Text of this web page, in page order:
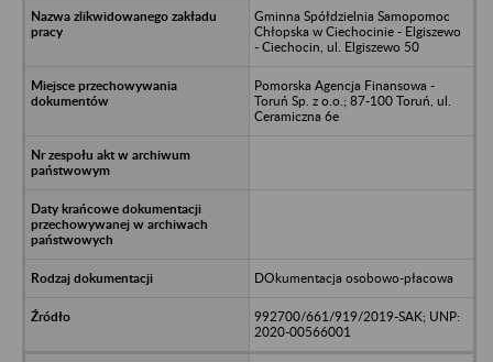
Gminna Spółdzielnia Samopomoc
Chłopska w Ciechocinie - Elgiszewo
- Ciechocin, ul. Elgiszewo 50
Pomorska Agencja Finansowa -
Toruń Sp. z o.o.; 87-100 Toruń, ul.
Ceramiczna 6e
DOkumentacja osobowo-płacowa
992700/661/919/2019-SAK; UNP:
2020-00566001